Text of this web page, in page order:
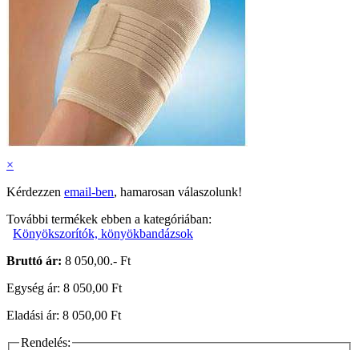
×
Kérdezzen email-ben, hamarosan válaszolunk!
További termékek ebben a kategóriában:
Könyökszorítók, könyökbandázsok
Bruttó ár: 8 050,00.- Ft
Egység ár: 8 050,00 Ft
Eladási ár: 8 050,00 Ft
Rendelés: